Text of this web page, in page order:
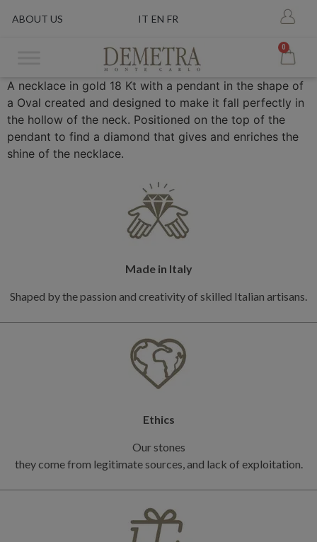
ABOUT US IT EN FR
0
A necklace in gold 18 Kt with a pendant in the shape of
a Oval created and designed to make it fall perfectly in
the hollow of the neck. Positioned on the top of the
pendant to find a diamond that gives and enriches the
shine of the necklace.
Made in Italy
Shaped by the passion and creativity of skilled Italian artisans.
Ethics
Our stones
they come from legitimate sources, and lack of exploitation.